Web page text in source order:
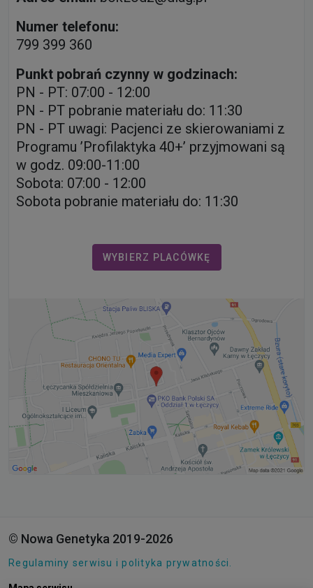
Numer telefonu:
799 399 360
Punkt pobrań czynny w godzinach:
PN - PT: 07:00 - 12:00
PN - PT pobranie materiału do: 11:30
PN - PT uwagi: Pacjenci ze skierowaniami z
Programu ’Profilaktyka 40+’ przyjmowani są
w godz. 09:00-11:00
Sobota: 07:00 - 12:00
Sobota pobranie materiału do: 11:30
WYBIERZ PLACÓWKĘ
© Nowa Genetyka 2019-2026
Regulaminy serwisu i polityka prywatności.